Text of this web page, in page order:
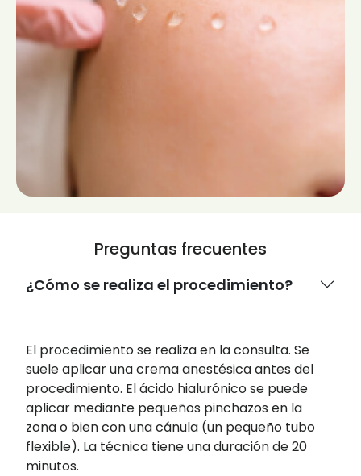
Preguntas frecuentes
¿Cómo se realiza el procedimiento?
El procedimiento se realiza en la consulta. Se
suele aplicar una crema anestésica antes del
procedimiento. El ácido hialurónico se puede
aplicar mediante pequeños pinchazos en la
zona o bien con una cánula (un pequeño tubo
flexible). La técnica tiene una duración de 20
minutos.